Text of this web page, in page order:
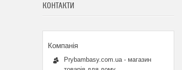
КОНТАКТИ
Prybambasy.com.ua - магазин